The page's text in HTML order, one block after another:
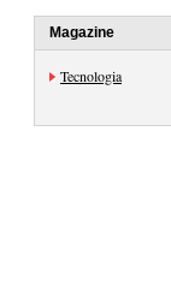
Magazine
Tecnologia